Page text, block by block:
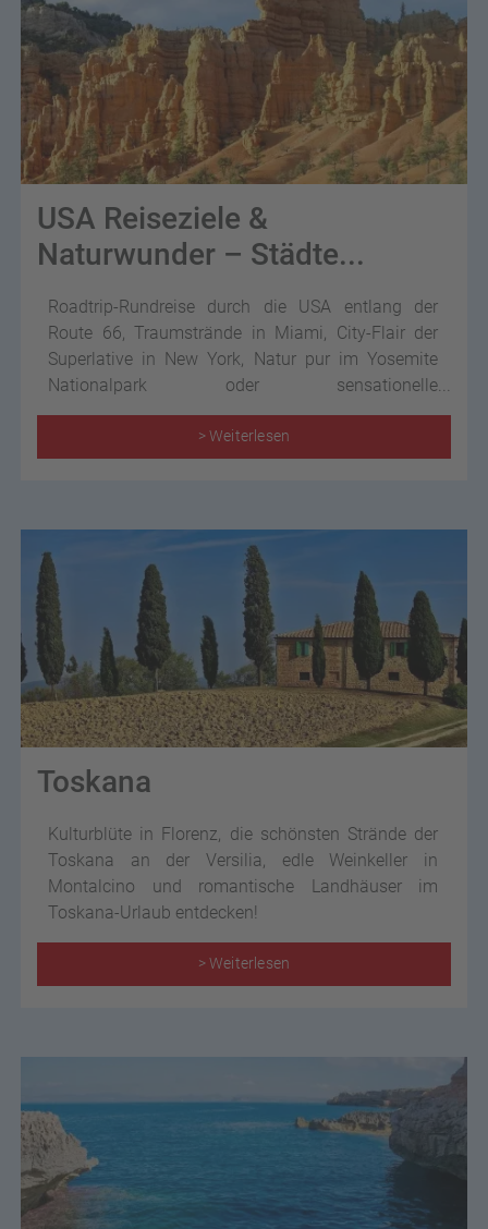
USA Reiseziele &
Naturwunder – Städte...
Roadtrip-Rundreise durch die USA entlang der
Route 66, Traumstrände in Miami, City-Flair der
Superlative in New York, Natur pur im Yosemite
Nationalpark oder sensationelle
Gletscherkreuzfahrt in Alaska: Reisen in die USA
> Weiterlesen
Toskana
Kulturblüte in Florenz, die schönsten Strände der
Toskana an der Versilia, edle Weinkeller in
Montalcino und romantische Landhäuser im
Toskana-Urlaub entdecken!
> Weiterlesen